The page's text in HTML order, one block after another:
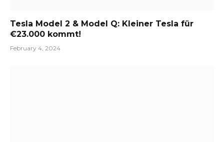
Tesla Model 2 & Model Q: Kleiner Tesla für
€23.000 kommt!
February 4, 2024